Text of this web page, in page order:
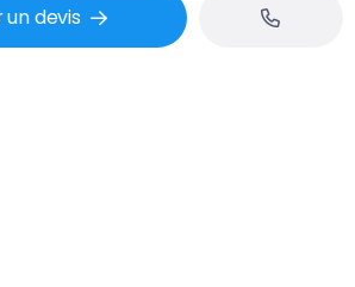
devis
Mentions légales